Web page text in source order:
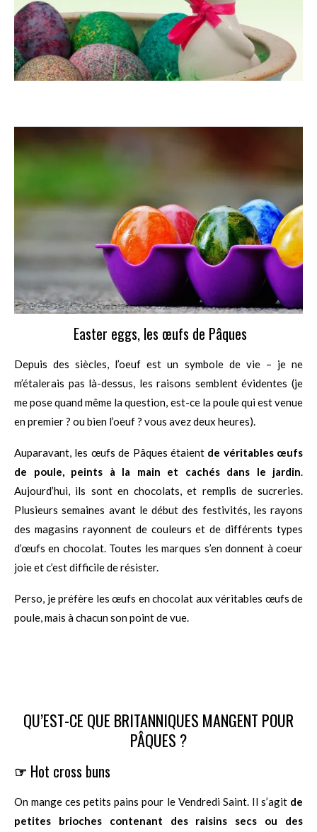
Easter eggs, les œufs de Pâques
Depuis des siècles, l’oeuf est un symbole de vie – je ne
m’étalerais pas là-dessus, les raisons semblent évidentes (je
me pose quand même la question, est-ce la poule qui est venue
en premier ? ou bien l’oeuf ? vous avez deux heures).
Auparavant, les œufs de Pâques étaient de véritables œufs
de poule, peints à la main et cachés dans le jardin.
Aujourd’hui, ils sont en chocolats, et remplis de sucreries.
Plusieurs semaines avant le début des festivités, les rayons
des magasins rayonnent de couleurs et de différents types
d’œufs en chocolat. Toutes les marques s’en donnent à coeur
joie et c’est difficile de résister.
Perso, je préfère les œufs en chocolat aux véritables œufs de
poule, mais à chacun son point de vue.
QU’EST-CE QUE BRITANNIQUES MANGENT POUR
PÂQUES ?
☞ Hot cross buns
On mange ces petits pains pour le Vendredi Saint. Il s’agitde
petites brioches contenant des raisins secs ou des